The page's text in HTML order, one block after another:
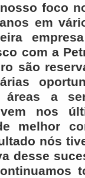
foco
em
com a
são
áreas a
nos
melhor
nós
desse